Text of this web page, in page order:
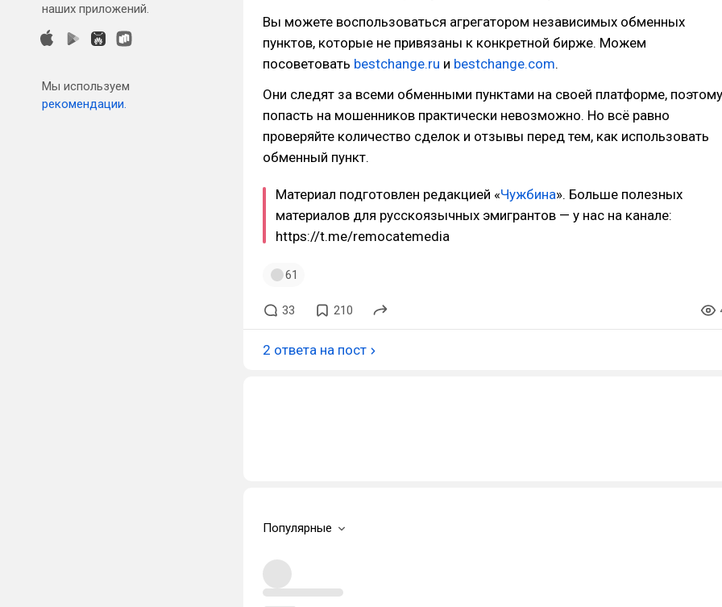
наших приложений.
Мы используем
рекомендации.
Вы можете воспользоваться агрегатором независимых обменных
пунктов, которые не привязаны к конкретной бирже. Можем
посоветовать bestchange.ru и bestchange.com.
Они следят за всеми обменными пунктами на своей платформе, поэтому
попасть на мошенников практически невозможно. Но всё равно
проверяйте количество сделок и отзывы перед тем, как использовать
обменный пункт.
Материал подготовлен редакцией «Чужбина». Больше полезных
материалов для русскоязычных эмигрантов — у нас на канале:
https://t.me/remocatemedia
61
33 210
2 ответа на пост
Популярные